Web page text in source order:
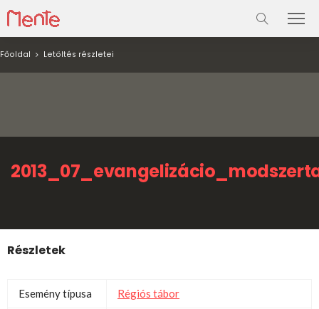
Főoldal Letöltés részletei
Részletek
Esemény típusa Régiós tábor